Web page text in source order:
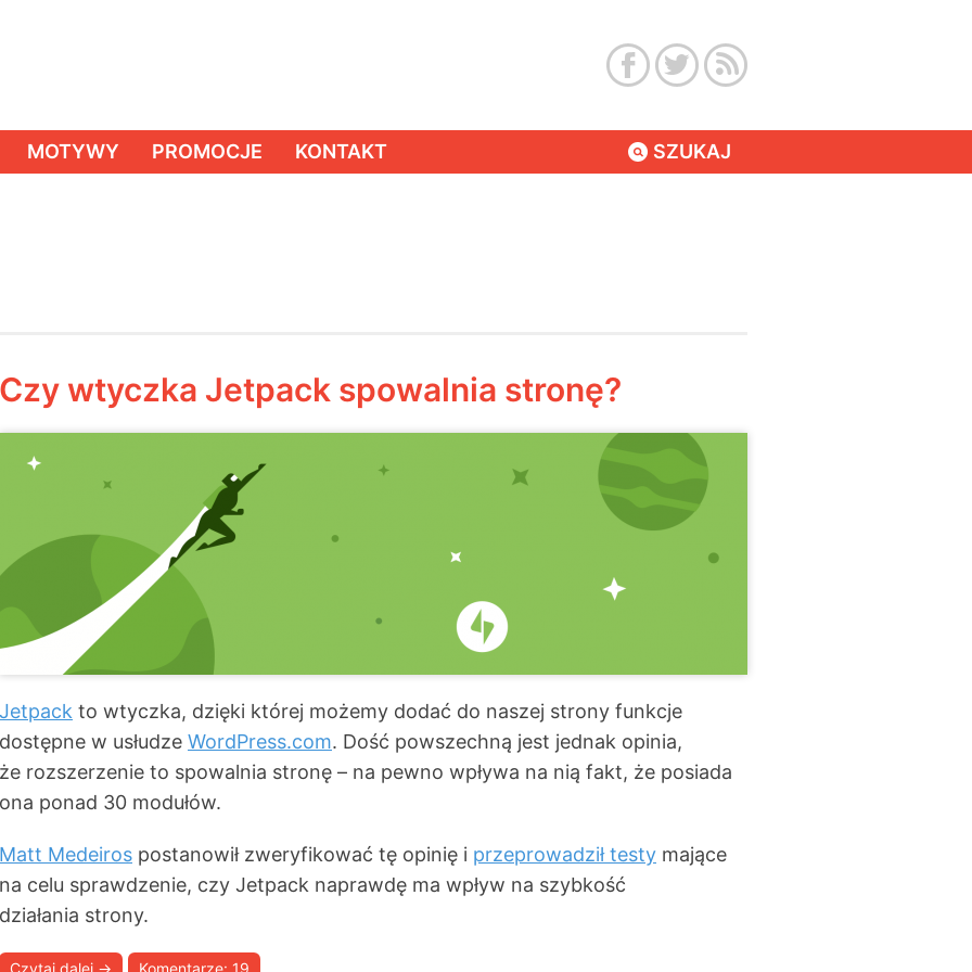
SZUKAJ
MOTYWY PROMOCJE KONTAKT
Czy wtyczka Jetpack spowalnia stronę?
Jetpack to wtyczka, dzięki której możemy dodać do naszej strony funkcje
dostępne w usłudze WordPress.com. Dość powszechną jest jednak opinia,
że rozszerzenie to spowalnia stronę – na pewno wpływa na nią fakt, że posiada
ona ponad 30 modułów.
Matt Medeiros postanowił zweryfikować tę opinię i przeprowadził testy mające
na celu sprawdzenie, czy Jetpack naprawdę ma wpływ na szybkość
działania strony.
Czytaj dalej → Komentarze: 19